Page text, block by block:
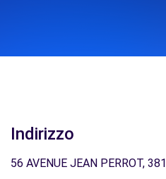
Indirizzo
56 AVENUE JEAN PERROT,